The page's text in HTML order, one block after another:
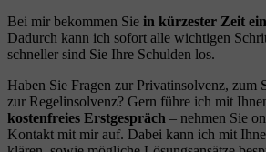
Bei mir bekommen Sie in kürzester Zeit
Dadurch kann ich sofort alle wichtigen
schneller sind Sie Ihre Schulden los.
Haben Sie Fragen zur Privatinsolvenz, zum
zur Regelinsolvenz? Gern führe ich mit
kostenfreies Erstgespräch – nehmen Sie
Kontakt mit mir auf. Dabei kann ich mit